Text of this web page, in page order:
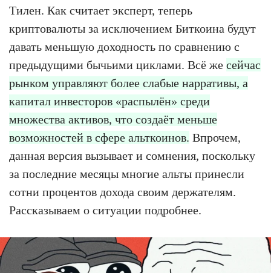
Тилен. Как считает эксперт, теперь
криптовалюты за исключением Биткоина будут
давать меньшую доходность по сравнению с
предыдущими бычьими циклами. Всё же сейчас
рынком управляют более слабые нарративы, а
капитал инвесторов «распылён» среди
множества активов, что создаёт меньше
возможностей в сфере альткоинов. Впрочем,
данная версия вызывает и сомнения, поскольку
за последние месяцы многие альты принесли
сотни процентов дохода своим держателям.
Рассказываем о ситуации подробнее.